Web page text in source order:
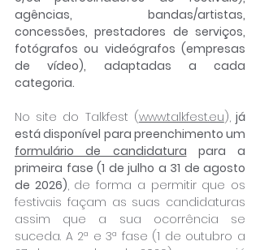
agências, bandas/artistas,
concessões, prestadores de serviços,
fotógrafos ou videógrafos (empresas
de vídeo), adaptadas a cada
categoria.
No site do Talkfest (www.talkfest.eu), já
formulário de candidatura para a
primeira fase (1 de julho a 31 de agosto
de 2026), de forma a permitir que os
festivais façam as suas candidaturas
assim que a sua ocorrência se
suceda. A 2ª e 3ª fase (1 de outubro a